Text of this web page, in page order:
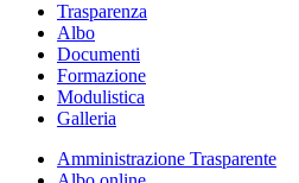
Trasparenza
Albo
Documenti
Formazione
Modulistica
Galleria
Amministrazione Trasparente